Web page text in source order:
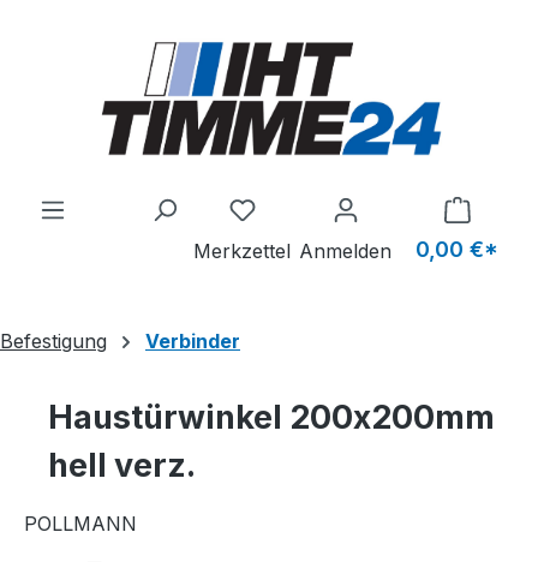
Du hast 0 Produkte auf dem
Merkzettel Anmelden 0,00 €*
Befestigung Verbinder
Haustürwinkel 200x200mm
hell verz.
POLLMANN